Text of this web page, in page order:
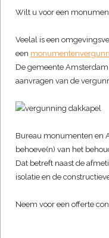
Wilt u voor een
Veelal is een
een
De gemeente
aanvragen van de
Bureau monumenten en
behoeve(n) van het
Dat betreft naast de
isolatie en de
Neem voor een offerte